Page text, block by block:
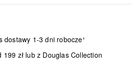
dostawy 1-3 dni robocze¹
zł lub z Douglas Collection